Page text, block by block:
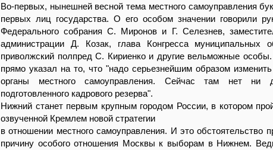
Во-первых, нынешней весной тема местного самоуправления
первых лиц государства. О его особом значении говорили
Федерального собрания С. Миронов и Г. Селезнев,
администрации Д. Козак, глава Конгресса муниципальных
приволжский полпред С. Кириенко и другие вельможные
прямо указал на то, что "надо серьезнейшим образом
органы местного самоуправления. Сейчас там нет ни
подготовленного кадрового резерва".
Нижний станет первым крупным городом России, в котором
озвученной Кремлем новой стратегии
в отношении местного самоуправления. И это обстоятельство
причину особого отношения Москвы к выборам в Нижнем.